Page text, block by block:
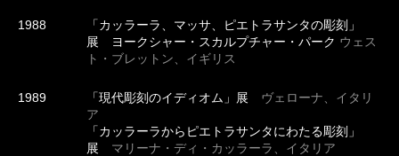
1988
「カッラーラ、マッサ、ピエトラサンタの彫刻」
展 ヨークシャー・スカルプチャー・パーク ウェス
ト・ブレットン、イギリス
1989 「現代彫刻のイディオム」展 ヴェローナ、イタリ
ア
「カッラーラからピエトラサンタにわたる彫刻」
展 マリーナ・ディ・カッラーラ、イタリア